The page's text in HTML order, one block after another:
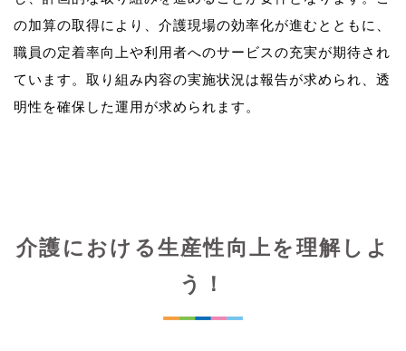
の加算の取得により、介護現場の効率化が進むとともに、
職員の定着率向上や利用者へのサービスの充実が期待され
ています。取り組み内容の実施状況は報告が求められ、透
介護における生産性向上を理解しよ
う！